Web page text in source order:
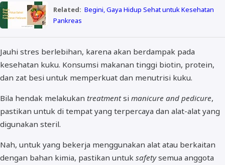
Related: Begini, Gaya Hidup Sehat untuk Kesehatan
Pankreas
Jauhi stres berlebihan, karena akan berdampak pada
kesehatan kuku. Konsumsi makanan tinggi biotin, protein,
dan zat besi untuk memperkuat dan menutrisi kuku.
Bila hendak melakukan treatmentsi manicure and pedicure,
pastikan untuk di tempat yang terpercaya dan alat-alat yang
digunakan steril.
Nah, untuk yang bekerja menggunakan alat atau berkaitan
dengan bahan kimia, pastikan untuk safetysemua anggota